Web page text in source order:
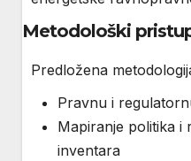
Metodološki
Predložena
Pravnu i
Mapiranje politika i
inventara